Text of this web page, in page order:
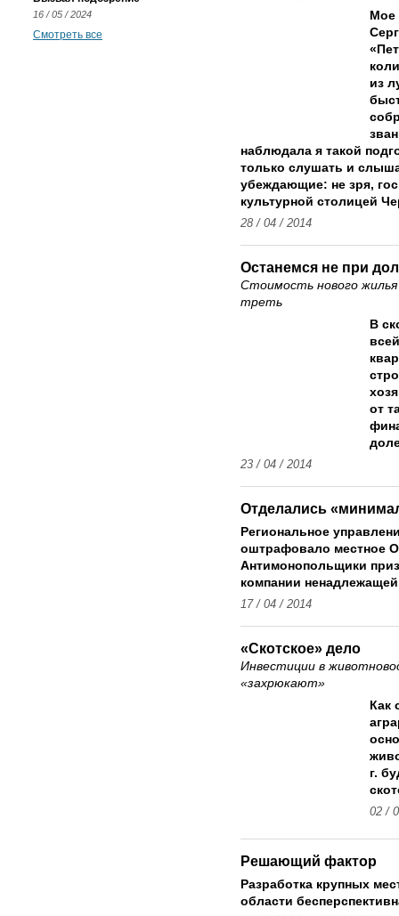
Мое
из
наблюдала я такой
только слушать и
убеждающие: не зря,
культурной столицей
28 / 04 / 2014
Останемся не при
Стоимость нового
треть
В
от
23 / 04 / 2014
Отделались
Региональное
оштрафовало местное
Антимонопольщики
компании
17 / 04 / 2014
«Скотское» дело
Инвестиции в
«захрюкают»
Как
г.
02 /
Решающий фактор
Разработка крупных
области
16 / 05 / 2024
Смотреть все